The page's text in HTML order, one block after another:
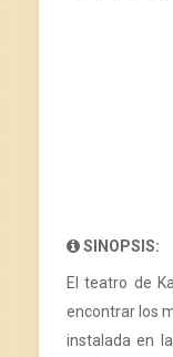
SINOPSIS:
El teatro de
encontrar los
instalada en